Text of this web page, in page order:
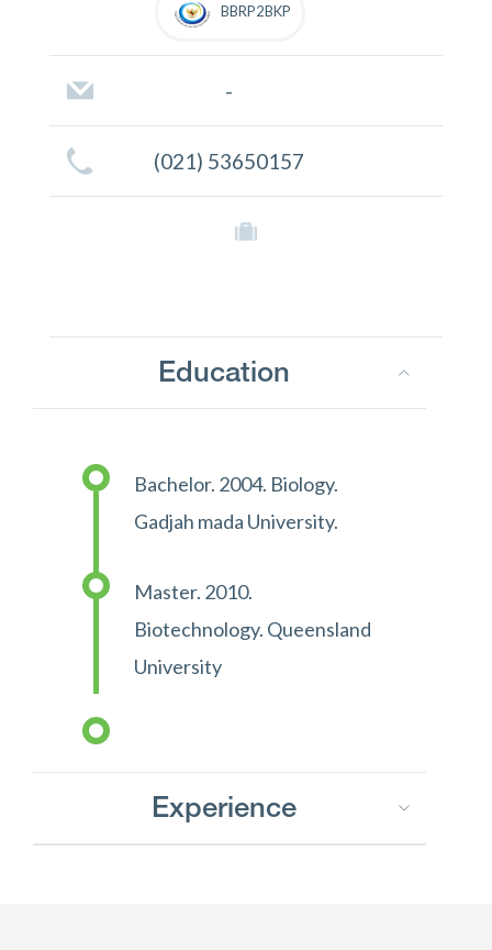
BBRP2BKP
-
(021) 53650157
Education
Bachelor. 2004. Biology.
Gadjah mada University.
Master. 2010.
Biotechnology. Queensland
University
Experience